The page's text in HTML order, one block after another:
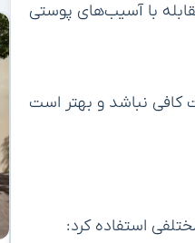
با آسیب‌های پوستی
کافی نباشد و بهتر است
استفاده کرد: